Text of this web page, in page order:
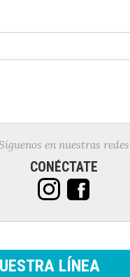
en nuestras redes
CONÉCTATE
LÍNEA